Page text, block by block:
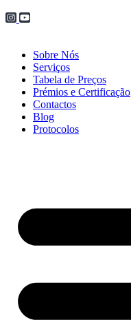
Sobre Nós
Serviços
Tabela de Preços
Prémios e Certificação
Contactos
Blog
Protocolos